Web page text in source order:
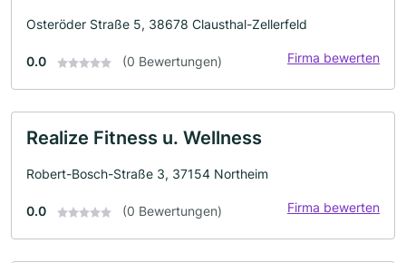
Osteröder Straße 5, 38678 Clausthal-Zellerfeld
0.0 (0 Bewertungen) Firma bewerten
Realize Fitness u. Wellness
Robert-Bosch-Straße 3, 37154 Northeim
0.0 (0 Bewertungen) Firma bewerten